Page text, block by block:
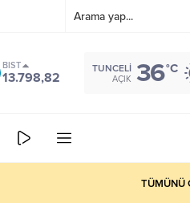
BIST
13.798,82
TUNCELI
AÇIK 36°C
TÜMÜNÜ